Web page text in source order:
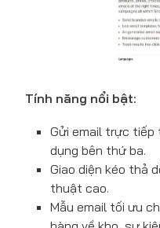
Tính năng nổi bật:
Gửi email trực tiếp
dụng bên thứ ba.
Giao diện kéo thả
thuật cao.
Mẫu email tối ưu